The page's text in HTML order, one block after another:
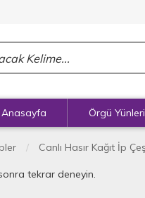
Anasayfa Örgü Yünleri
Canlı Hasır Kağıt İp
tekrar deneyin.